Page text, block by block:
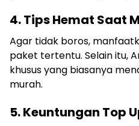
4. Tips Hemat Saat
Agar tidak boros,
paket tertentu. Selain itu,
khusus yang biasanya
murah.
5. Keuntungan Top